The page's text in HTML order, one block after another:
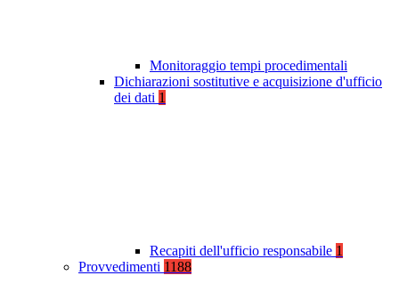
Monitoraggio tempi procedimentali
Dichiarazioni sostitutive e acquisizione d'ufficio
dei dati 1
Recapiti dell'ufficio responsabile 1
Provvedimenti 1188